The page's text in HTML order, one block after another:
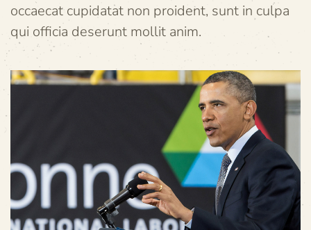
occaecat cupidatat non proident, sunt in culpa
qui officia deserunt mollit anim.